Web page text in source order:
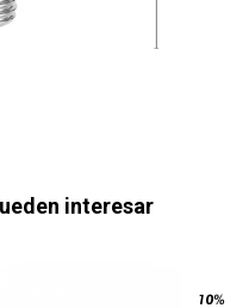
interesar